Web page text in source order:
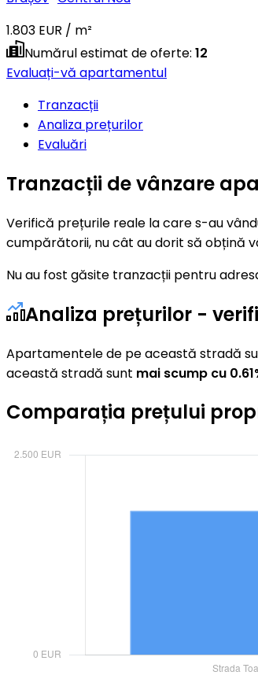
1.803 EUR / m²
Numărul estimat de oferte: 12
Evaluați-vă apartamentul
Tranzacții
Analiza prețurilor
Evaluări
Tranzacții de vânzare
Verifică prețurile reale la care s-au
cumpărătorii, nu cât au dorit să obțină
Nu au fost găsite tranzacții pentru
Analiza prețurilor -
Apartamentele de pe această stradă
această stradă sunt mai scump cu
Comparația prețului